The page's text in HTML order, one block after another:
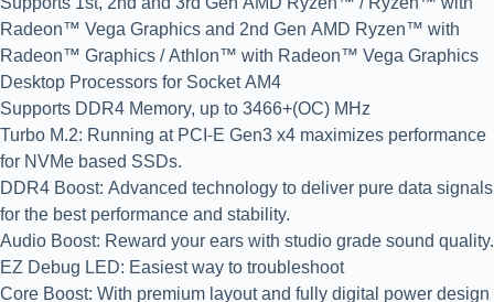
Radeon™ Vega Graphics and 2nd Gen AMD Ryzen™ with
Radeon™ Graphics / Athlon™ with Radeon™ Vega Graphics
Desktop Processors for Socket AM4
Supports DDR4 Memory, up to 3466+(OC) MHz
Turbo M.2: Running at PCI-E Gen3 x4 maximizes performance
for NVMe based SSDs.
DDR4 Boost: Advanced technology to deliver pure data signals
for the best performance and stability.
Audio Boost: Reward your ears with studio grade sound quality.
EZ Debug LED: Easiest way to troubleshoot
Core Boost: With premium layout and fully digital power design